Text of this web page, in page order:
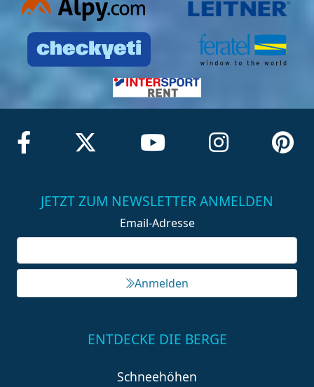
JETZT ZUM NEWSLETTER ANMELDEN
Email-Adresse
Anmelden
ENTDECKE DIE BERGE
Schneehöhen